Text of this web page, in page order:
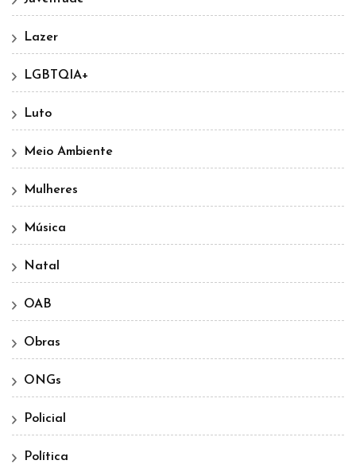
Lazer
LGBTQIA+
Luto
Meio Ambiente
Mulheres
Música
Natal
OAB
Obras
ONGs
Policial
Política